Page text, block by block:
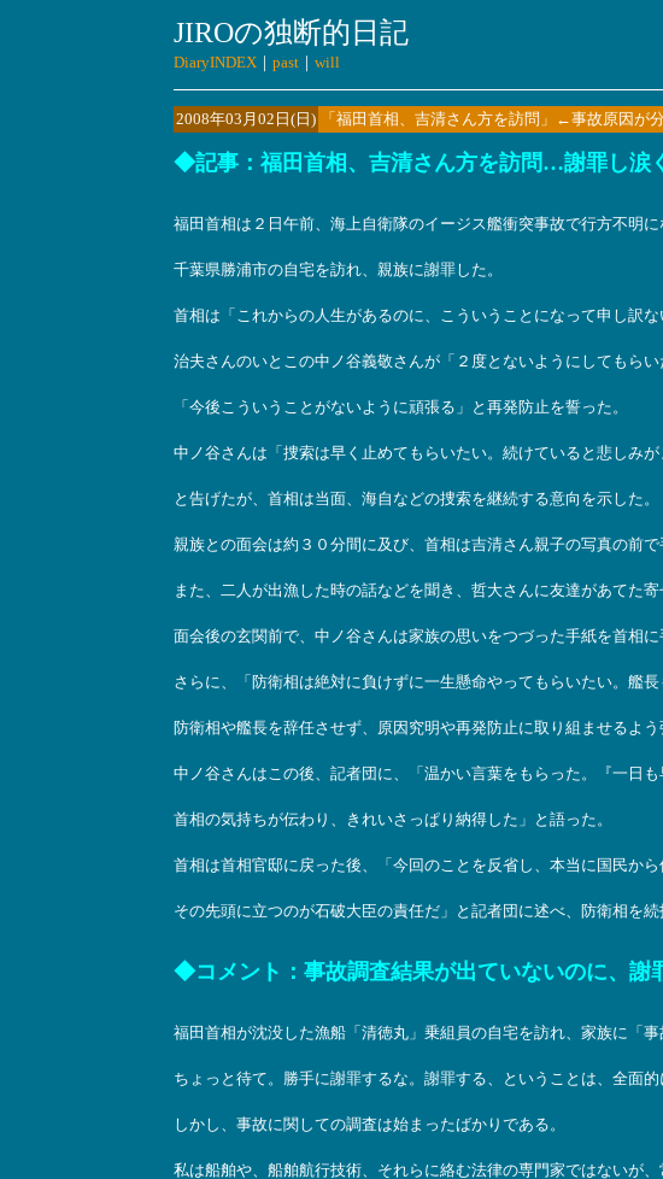
JIROの独断的日記
DiaryINDEX ｜ past ｜ will
2008年03月02日(日) 「福田首相、吉清さん方を訪問」←事故原因が
◆記事：福田首相、吉清さん方を訪問…謝罪し涙
福田首相は２日午前、海上自衛隊のイージス艦衝突事故で行方不明
千葉県勝浦市の自宅を訪れ、親族に謝罪した。
首相は「これからの人生があるのに、こういうことになって申し訳な
治夫さんのいとこの中ノ谷義敬さんが「２度とないようにしてもらい
「今後こういうことがないように頑張る」と再発防止を誓った。
中ノ谷さんは「捜索は早く止めてもらいたい。続けていると悲しみ
と告げたが、首相は当面、海自などの捜索を継続する意向を示した。
親族との面会は約３０分間に及び、首相は吉清さん親子の写真の前で
また、二人が出漁した時の話などを聞き、哲大さんに友達があてた寄
面会後の玄関前で、中ノ谷さんは家族の思いをつづった手紙を首相に
さらに、「防衛相は絶対に負けずに一生懸命やってもらいたい。艦
防衛相や艦長を辞任させず、原因究明や再発防止に取り組ませるよ
中ノ谷さんはこの後、記者団に、「温かい言葉をもらった。『一日
首相の気持ちが伝わり、きれいさっぱり納得した」と語った。
首相は首相官邸に戻った後、「今回のことを反省し、本当に国民か
その先頭に立つのが石破大臣の責任だ」と記者団に述べ、防衛相を続
◆コメント：事故調査結果が出ていないのに、謝
福田首相が沈没した漁船「清徳丸」乗組員の自宅を訪れ、家族に「
ちょっと待て。勝手に謝罪するな。謝罪する、ということは、全面
しかし、事故に関しての調査は始まったばかりである。
私は船舶や、船舶航行技術、それらに絡む法律の専門家ではないが